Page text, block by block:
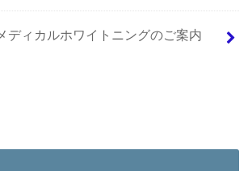
ディカルホワイトニングのご案内